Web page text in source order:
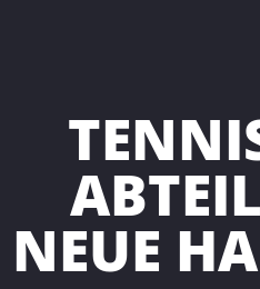
NEUE